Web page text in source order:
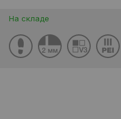
На складе